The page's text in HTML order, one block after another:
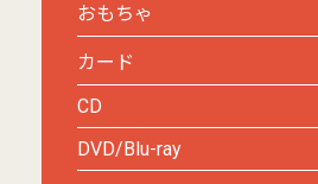
おもちゃ
カード
CD
DVD/Blu-ray